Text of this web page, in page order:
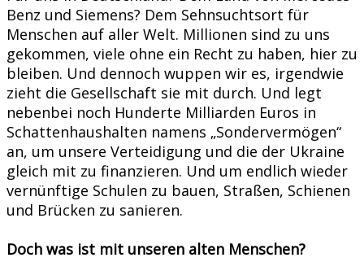
Benz und Siemens? Dem Sehnsuchtsort für
Menschen auf aller Welt. Millionen sind zu uns
gekommen, viele ohne ein Recht zu haben, hier zu
bleiben. Und dennoch wuppen wir es, irgendwie
zieht die Gesellschaft sie mit durch. Und legt
nebenbei noch Hunderte Milliarden Euros in
Schattenhaushalten namens „Sondervermögen“
an, um unsere Verteidigung und die der Ukraine
gleich mit zu finanzieren. Und um endlich wieder
vernünftige Schulen zu bauen, Straßen, Schienen
und Brücken zu sanieren.
Doch was ist mit unseren alten Menschen?